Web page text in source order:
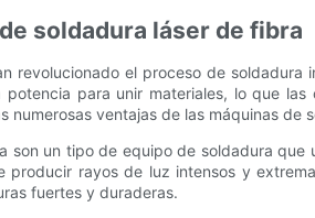
soldadura láser de fibra
revolucionado el proceso de
para unir materiales, lo que
numerosas ventajas de las máquinas
son un tipo de equipo de soldadura
rayos de luz intensos y
fuertes y duraderas.